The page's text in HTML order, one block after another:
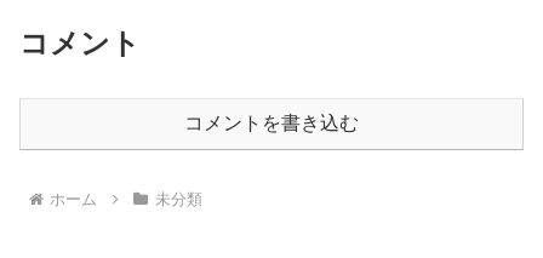
コメント
コメントを書き込む
ホーム 未分類